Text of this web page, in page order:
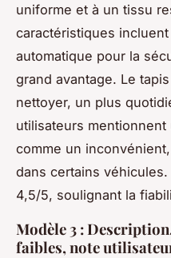
uniforme et à un tissu
caractéristiques
automatique pour la
grand avantage. Le
nettoyer, un plus
utilisateurs
comme un
dans certains
4,5/5, soulignant la
Modèle 3 :
faibles, note